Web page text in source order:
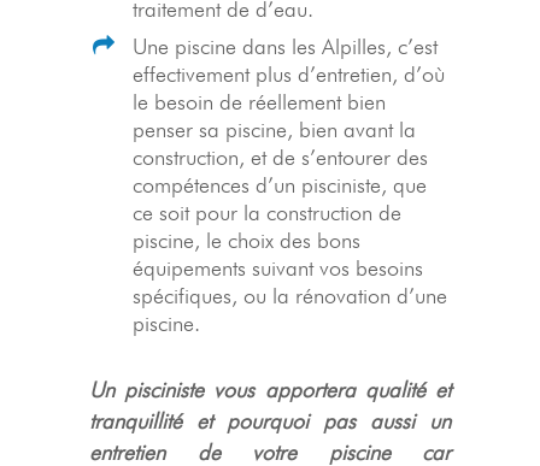
traitement de d’eau.
Une piscine dans les Alpilles, c’est
effectivement plus d’entretien, d’où
le besoin de réellement bien
penser sa piscine, bien avant la
construction, et de s’entourer des
compétences d’un pisciniste, que
ce soit pour la construction de
piscine, le choix des bons
équipements suivant vos besoins
spécifiques, ou la rénovation d’une
piscine.
Un pisciniste vous apportera qualité et
tranquillité et pourquoi pas aussi un
entretien de votre piscine car